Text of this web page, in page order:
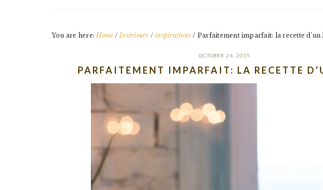
You are here:Home / Intérieurs / inspirations / Parfaitement imparfait: la recette d’un
OCTOBER 24, 2015
PARFAITEMENT IMPARFAIT: LA RECETTE